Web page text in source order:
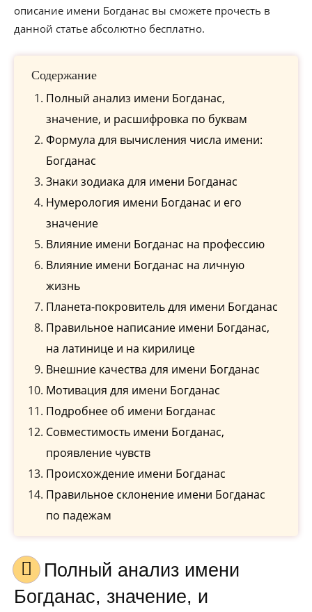
описание имени Богданас вы сможете прочесть в
данной статье абсолютно бесплатно.
Содержание
Полный анализ имени Богданас,
значение, и расшифровка по буквам
Формула для вычисления числа имени:
Богданас
Знаки зодиака для имени Богданас
Нумерология имени Богданас и его
значение
Влияние имени Богданас на профессию
Влияние имени Богданас на личную
жизнь
Планета-покровитель для имени Богданас
Правильное написание имени Богданас,
на латинице и на кирилице
Внешние качества для имени Богданас
Мотивация для имени Богданас
Подробнее об имени Богданас
Совместимость имени Богданас,
проявление чувств
Происхождение имени Богданас
Правильное склонение имени Богданас
по падежам
Полный анализ имени
Богданас, значение, и